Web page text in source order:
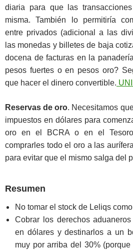
diaria para que las
misma. También lo permitiría
entre privados (adicional a las
las monedas y billetes de baja
docena de facturas en la
pesos fuertes o en pesos oro?
que hacer el dinero convertible.
Reservas de oro. Necesitamos
impuestos en dólares para
oro en el BCRA o en el Tesoro
comprarles todo el oro a las
para evitar que el mismo salga del
Resumen
No tomar el stock de Leliqs
Cobrar los derechos
en dólares y destinarlos a un
muy por arriba del 30%